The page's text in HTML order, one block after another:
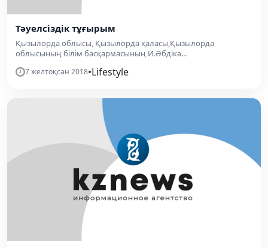
Тәуелсіздік тұғырым
Қызылорда облысы, Қызылорда қаласы,Қызылорда
облысының білім басқармасының И.Әбдікә...
7 желтоқсан 2018•Lifestyle